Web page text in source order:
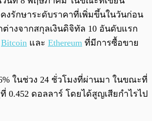
คงรักษาระดับราคาที่เพิ่มขึ้นในวันก่อน
างจากสกุลเงินดิจิทัล 10 อันดับแรก
Bitcoin และ Ethereum ที่มีการซื้อขาย
ในช่วง 24 ชั่วโมงที่ผ่านมา ในขณะที่
0.452 ดอลลาร์ โดยได้สูญเสียกำไรไป